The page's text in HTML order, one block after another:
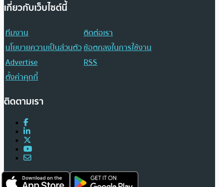
เกี่ยวกับเว็บไซต์นี้
ทีมงาน
ติดต่อเรา
นโยบายความเป็นส่วนตัวข้อตกลงในการใช้งาน
Advertise
RSS
ตั้งค่าคุกกี้
ติดตามเรา